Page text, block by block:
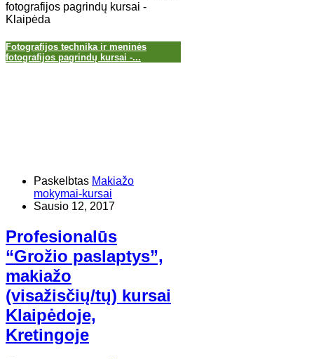
Fotografijos technika ir meninės
fotografijos pagrindų kursai -...
Paskelbtas Makiažo
mokymai-kursai
Sausio 12, 2017
Profesionalūs
“Grožio paslaptys”,
makiažo
(visažisčių/tų) kursai
Klaipėdoje,
Kretingoje